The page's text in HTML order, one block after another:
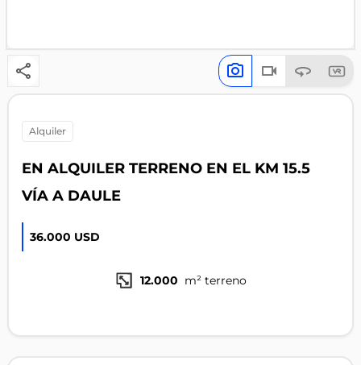
alquiler
EN ALQUILER TERRENO EN EL KM 15.5
VÍA A DAULE
36.000 USD
12.000 m² terreno